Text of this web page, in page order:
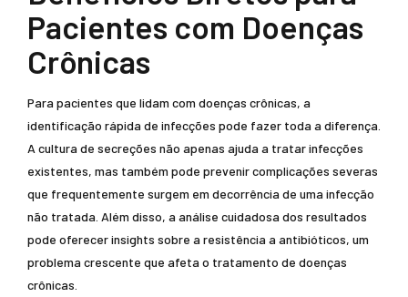
Pacientes com Doenças
Crônicas
Para pacientes que lidam com doenças crônicas, a
identificação rápida de infecções pode fazer toda a diferença.
A cultura de secreções não apenas ajuda a tratar infecções
existentes, mas também pode prevenir complicações severas
que frequentemente surgem em decorrência de uma infecção
não tratada. Além disso, a análise cuidadosa dos resultados
pode oferecer insights sobre a resistência a antibióticos, um
problema crescente que afeta o tratamento de doenças
crônicas.